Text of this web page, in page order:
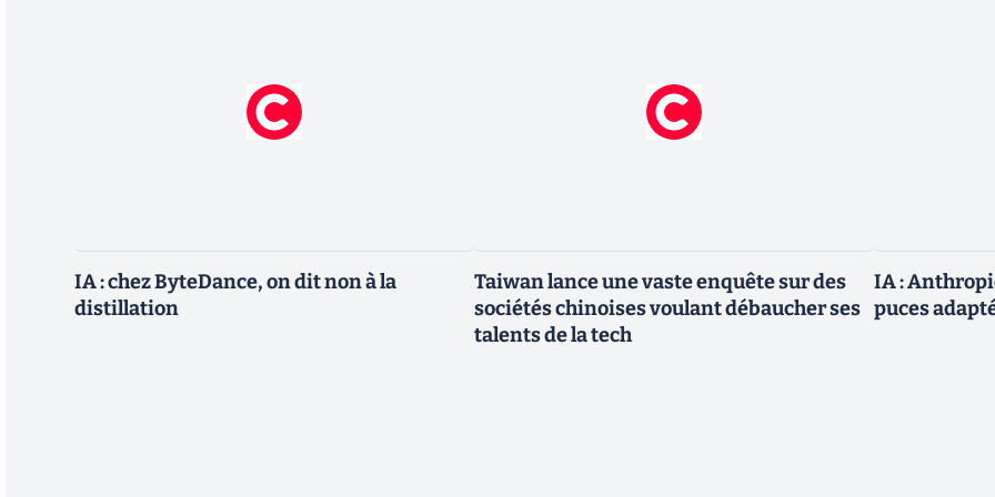
IA : chez ByteDance, on dit non à la
distillation
Taiwan lance une vaste enquête sur des
sociétés chinoises voulant débaucher ses
talents de la tech
IA :
puces